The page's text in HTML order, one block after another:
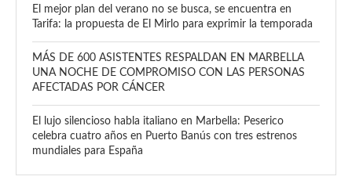
El mejor plan del verano no se busca, se encuentra en
Tarifa: la propuesta de El Mirlo para exprimir la temporada
MÁS DE 600 ASISTENTES RESPALDAN EN MARBELLA
UNA NOCHE DE COMPROMISO CON LAS PERSONAS
AFECTADAS POR CÁNCER
El lujo silencioso habla italiano en Marbella: Peserico
celebra cuatro años en Puerto Banús con tres estrenos
mundiales para España